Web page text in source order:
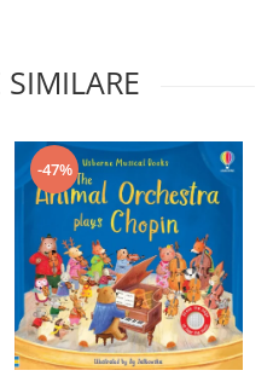
SIMILARE
-47%